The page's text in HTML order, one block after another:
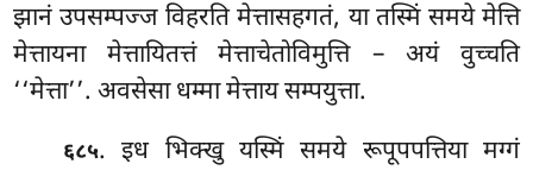
झानं उपसम्पज्ज विहरति मेत्तासहगतं, या तस्मिं समये मेत्ति
मेत्तायना मेत्तायितत्तं मेत्ताचेतोविमुत्ति – अयं वुच्चति
‘‘मेत्ता’’. अवसेसा धम्मा मेत्ताय सम्पयुत्ता.
६८५. इध भिक्खु यस्मिं समये रूपूपपत्तिया मग्गं